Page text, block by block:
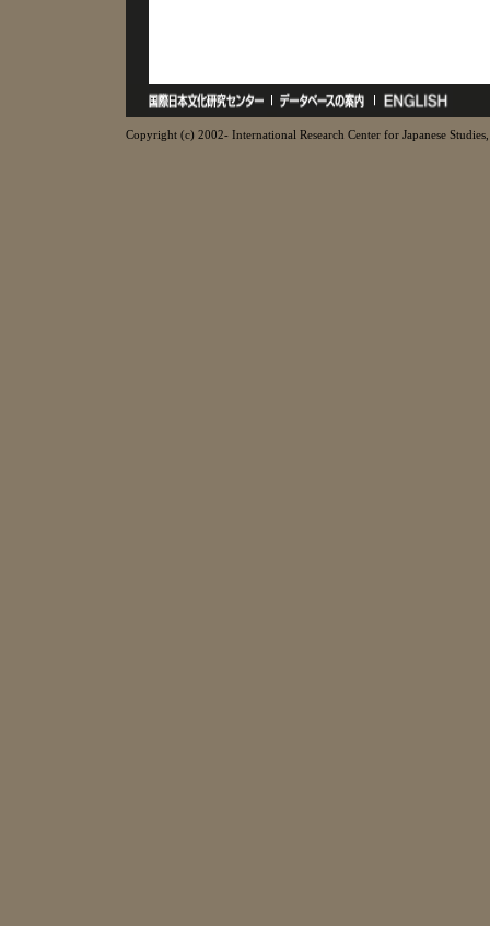
Copyright (c) 2002- International Research Center for Japanese